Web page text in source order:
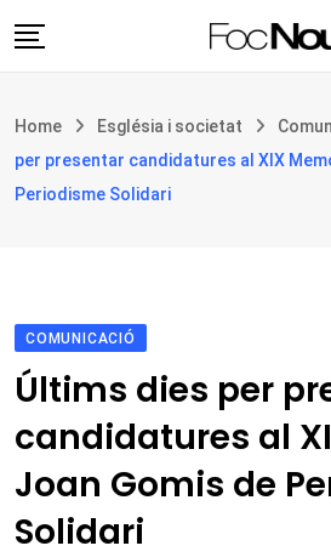
to
Filosofia i teologia
Cultura
Botiga
Home Església i societat
per presentar candidatures al XIX
Periodisme Solidari
COMUNICACIÓ
Últims dies per
candidatures al
Joan Gomis de
Solidari